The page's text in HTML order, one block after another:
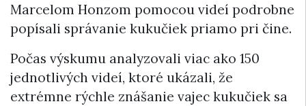
Marcelom Honzom pomocou videí podrobne
popísali správanie kukučiek priamo pri čine.
Počas výskumu analyzovali viac ako 150
jednotlivých videí, ktoré ukázali, že
extrémne rýchle znášanie vajec kukučiek sa